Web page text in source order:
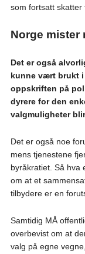
som fortsatt skatter
Norge mister
Det er også
kunne vært brukt i
oppskriften på
dyrere for den
valgmuligheter
Det er også noe
mens tjenestene
byråkratiet. Så hva
om at et
tilbydere er en
Samtidig MÅ
overbevist om at
valg på egne